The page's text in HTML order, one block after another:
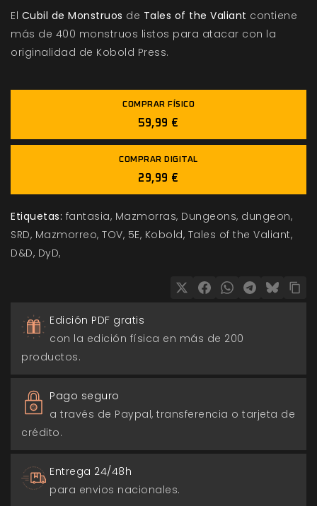
El Cubil de Monstruos de Tales of the Valiant contiene
más de 400 monstruos listos para atacar con la
originalidad de Kobold Press.
COMPRAR FÍSICO
59,99 €
COMPRAR DIGITAL
29,99 €
Etiquetas: fantasia Mazmorras Dungeons dungeon
SRD Mazmorreo TOV 5E Kobold Tales of the Valiant
D&D DyD
Edición PDF gratis
con la edición física en más de 200
productos.
Pago seguro
a través de Paypal, transferencia o tarjeta de
crédito.
Entrega 24/48h
para envios nacionales.